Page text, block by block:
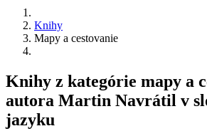
Knihy
Mapy a cestovanie
Knihy z kategórie mapy a
autora Martin Navrátil v
jazyku